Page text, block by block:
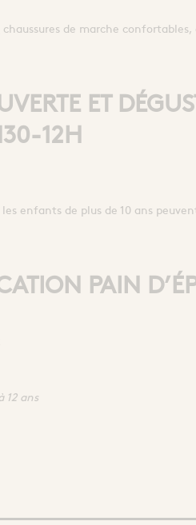
chaussures de marche
ET
12H
enfants de plus de 10 ans
PAIN
12 ans